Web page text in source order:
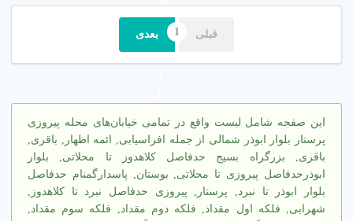
قبلی بعدی
این صفحه شامل لیست واقع در تمامی خیابان‌های محله پیروزی
پرستار بلوار ابوذر شمالی از جمله افراسیابی, ائمه اطهار, باقری,
باقری, بزرگراه بسیج حدفاصل کلاهدوز تا محلاتی, بلوار
ابوذرحدفاصل پیروزی تا محلاتی, بوستان, پاسدارگمنام حدفاصل
بلوار ابوذر تا نبرد, پرستار, پیروزی حدفاصل نبرد تا کلاهدوز,
شهرابی, فلکه اول مقداد, فلکه دوم مقداد, فلکه سوم مقداد,